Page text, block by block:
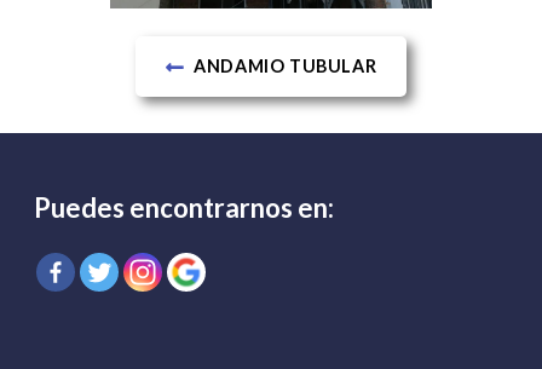
ANDAMIO TUBULAR
Puedes encontrarnos en: